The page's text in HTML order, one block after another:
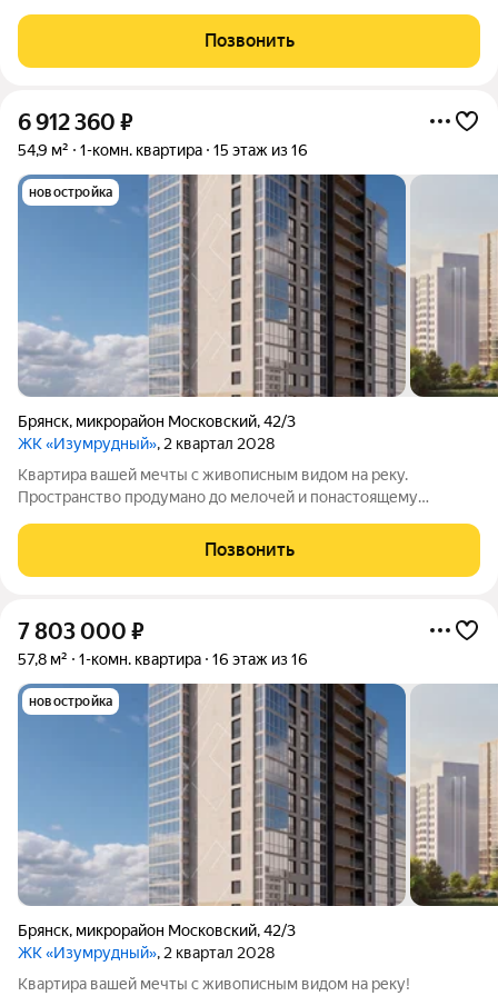
просторные квартиры: с грамотной планировкой и
панорамными окнами. Подберите вариант,
Позвонить
6 912 360 ₽
54,9 м² 1-комн. квартира 15 этаж из 16
новостройка
Брянск, микрорайон Московский,42/3
ЖК «Изумрудный», 2 квартал 2028
Квартира вашей мечты с живописным видом на реку.
Пространство продумано до мелочей и понастоящему
просторные квартиры: с удачными планировками и
панорамными окнами. Подберите вариант,
Позвонить
7 803 000 ₽
57,8 м² 1-комн. квартира 16 этаж из 16
новостройка
Брянск, микрорайон Московский,42/3
ЖК «Изумрудный», 2 квартал 2028
Квартира вашей мечты с живописным видом на реку!